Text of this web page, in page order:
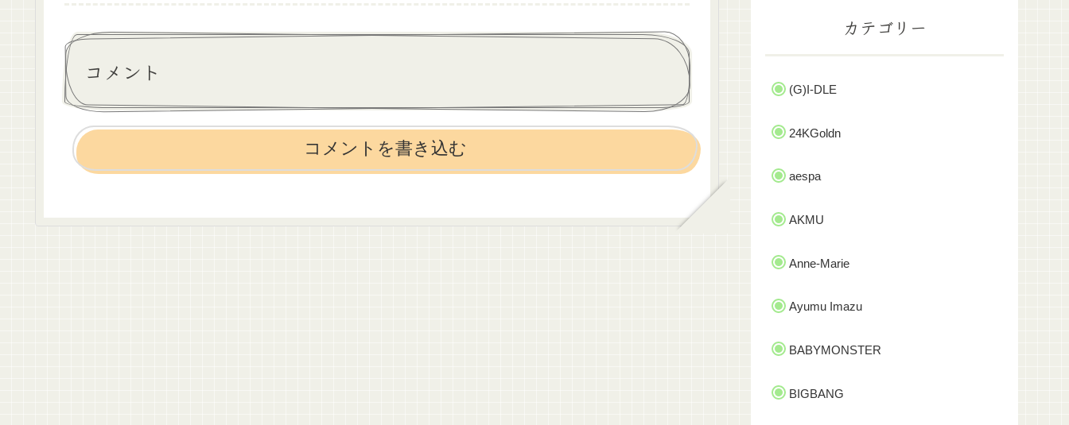
コメント
コメントを書き込む
カテゴリー
(G)I-DLE
24KGoldn
aespa
AKMU
Anne-Marie
Ayumu Imazu
BABYMONSTER
BIGBANG